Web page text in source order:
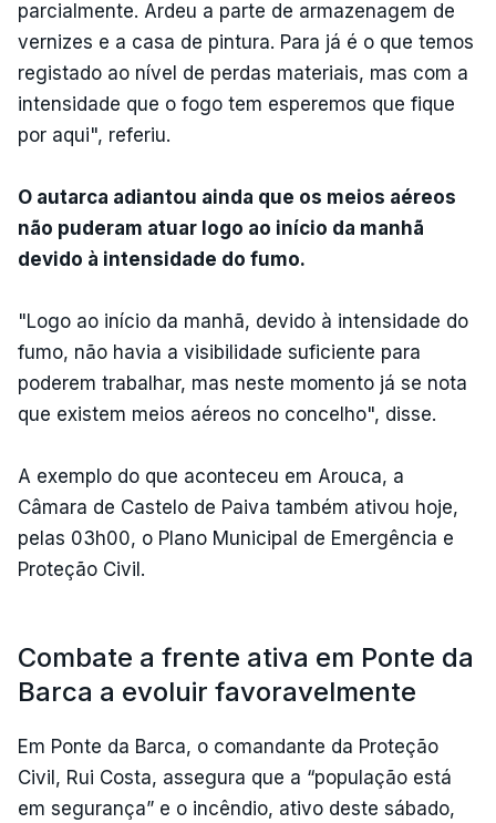
parcialmente. Ardeu a parte de armazenagem de
vernizes e a casa de pintura. Para já é o que temos
registado ao nível de perdas materiais, mas com a
intensidade que o fogo tem esperemos que fique
por aqui", referiu.
O autarca adiantou ainda que os meios aéreos
não puderam atuar logo ao início da manhã
devido à intensidade do fumo.
"Logo ao início da manhã, devido à intensidade do
fumo, não havia a visibilidade suficiente para
poderem trabalhar, mas neste momento já se nota
que existem meios aéreos no concelho", disse.
A exemplo do que aconteceu em Arouca, a
Câmara de Castelo de Paiva também ativou hoje,
pelas 03h00, o Plano Municipal de Emergência e
Proteção Civil.
Combate a frente ativa em Ponte da
Barca a evoluir favoravelmente
Em Ponte da Barca, o comandante da Proteção
Civil, Rui Costa, assegura que a “população está
em segurança” e o incêndio, ativo deste sábado,